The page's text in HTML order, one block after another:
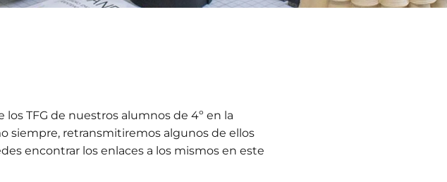
TFG de nuestros alumnos de 4º en la
siempre, retransmitiremos algunos de ellos
encontrar los enlaces a los mismos en este